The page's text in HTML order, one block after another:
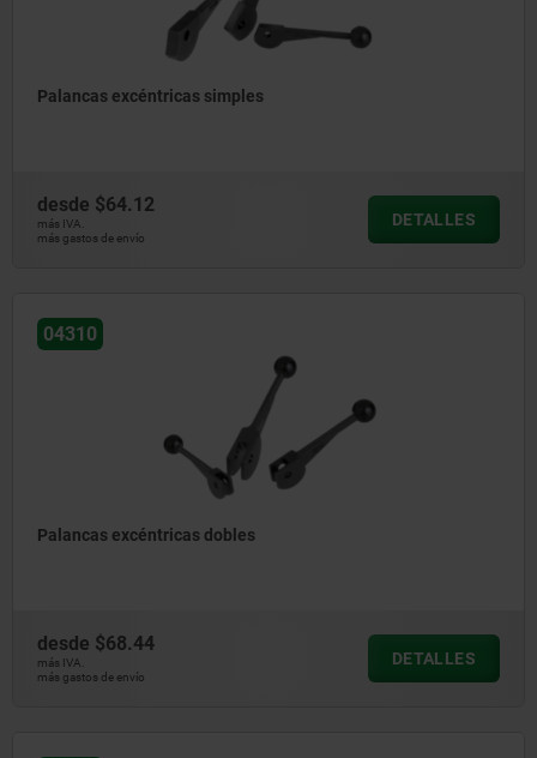
Palancas excéntricas simples
desde $64.12
más IVA.
más gastos de envío
DETALLES
04310
Palancas excéntricas dobles
desde $68.44
más IVA.
más gastos de envío
DETALLES